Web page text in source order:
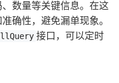
数量等关键信息。在这
确性，避免漏单现象。
接口，可以定时